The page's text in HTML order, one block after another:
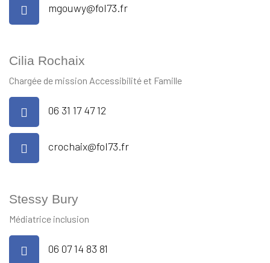
mgouwy@fol73.fr
Cilia Rochaix
Chargée de mission Accessibilité et Famille
06 31 17 47 12
crochaix@fol73.fr
Stessy Bury
Médiatrice inclusion
06 07 14 83 81